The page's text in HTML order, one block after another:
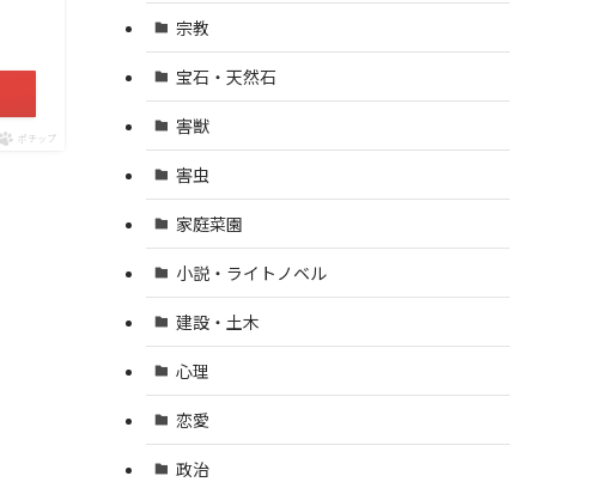
ポチップ
宗教
宝石・天然石
害獣
害虫
家庭菜園
小説・ライトノベル
建設・土木
心理
恋愛
政治